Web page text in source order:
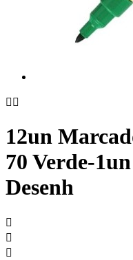
 
12un
70 Verde-
Desenh


